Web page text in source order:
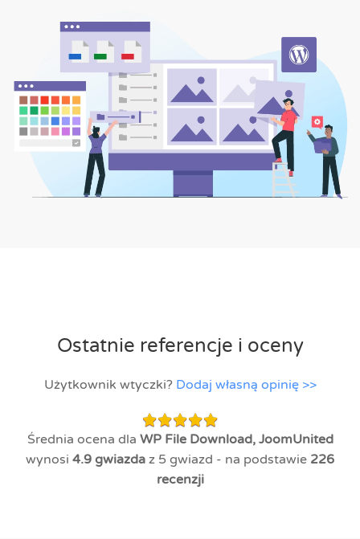
Ostatnie referencje i oceny
Użytkownik wtyczki? Dodaj własną opinię >>
Średnia ocena dla WP File Download, JoomUnited
wynosi 4.9 gwiazda z 5 gwiazd - na podstawie 226
recenzji